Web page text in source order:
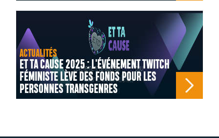
ACTUALITÉS
ET TA CAUSE 2025 : L'ÉVÉNEMENT TWITCH
FÉMINISTE LÈVE DES FONDS POUR LES
PERSONNES TRANSGENRES